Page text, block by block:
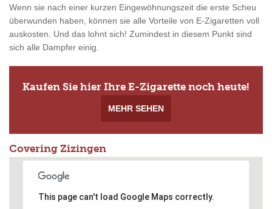
Wenn sie nach einer kurzen Eingewöhnungszeit die erste Scheu
überwunden haben, können sie alle Vorteile von E-Zigaretten voll
auskosten. Und das lohnt sich! Zumindest in diesem Punkt sind
sich alle Dampfer einig.
Kaufen Sie hier Ihre E-Zigarette noch heute!
MEHR SEHEN
Covering Zizingen
This page can't load Google Maps correctly.